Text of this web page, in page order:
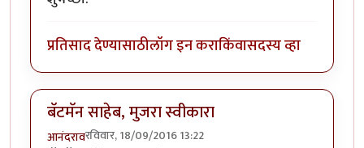
प्रतिसाद देण्यासाठीलॉग इन कराकिंवासदस्य व्हा
बॅटमॅन साहेब, मुजरा स्वीकारा
आनंदरावरविवार, 18/09/2016 13:22